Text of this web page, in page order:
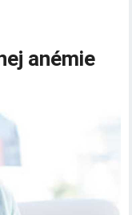
anémie